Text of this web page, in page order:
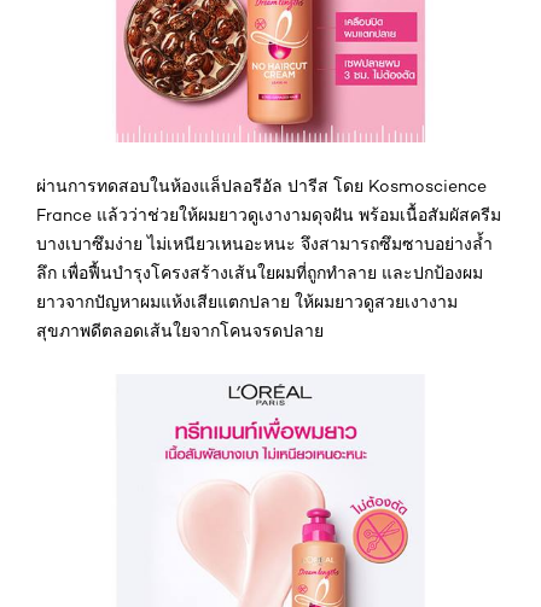
ผ่านการทดสอบในห้องแล็ปลอรีอัล ปารีส โดย Kosmoscience
France แล้วว่าช่วยให้ผมยาวดูเงางามดุจฝัน พร้อมเนื้อสัมผัสครีม
บางเบาซึมง่าย ไม่เหนียวเหนอะหนะ จึงสามารถซึมซาบอย่างล้ำ
ลึก เพื่อฟื้นบำรุงโครงสร้างเส้นใยผมที่ถูกทำลาย และปกป้องผม
ยาวจากปัญหาผมแห้งเสียแตกปลาย ให้ผมยาวดูสวยเงางาม
สุขภาพดีตลอดเส้นใยจากโคนจรดปลาย